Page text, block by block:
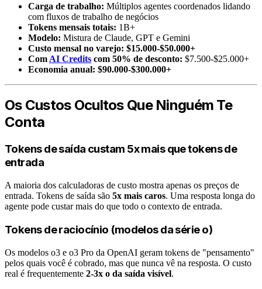
Carga de trabalho: Múltiplos agentes coordenados lidando
com fluxos de trabalho de negócios
Tokens mensais totais: 1B+
Modelo: Mistura de Claude, GPT e Gemini
Custo mensal no varejo: $15.000-$50.000+
Com AI Credits com 50% de desconto: $7.500-$25.000+
Economia anual: $90.000-$300.000+
Os Custos Ocultos Que Ninguém Te
Conta
Tokens de saída custam 5x mais que tokens de
entrada
A maioria dos calculadoras de custo mostra apenas os preços de
entrada. Tokens de saída são 5x mais caros. Uma resposta longa do
agente pode custar mais do que todo o contexto de entrada.
Tokens de raciocínio (modelos da série o)
Os modelos o3 e o3 Pro da OpenAI geram tokens de "pensamento"
pelos quais você é cobrado, mas que nunca vê na resposta. O custo
real é frequentemente 2-3x o da saída visível.